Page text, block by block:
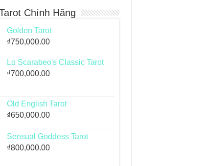
Chính Hãng
Golden Tarot
₫750,000.00
Lo Scarabeo's Classic Tarot
₫700,000.00
Old English Tarot
₫650,000.00
Sensual Goddess Tarot
₫800,000.00